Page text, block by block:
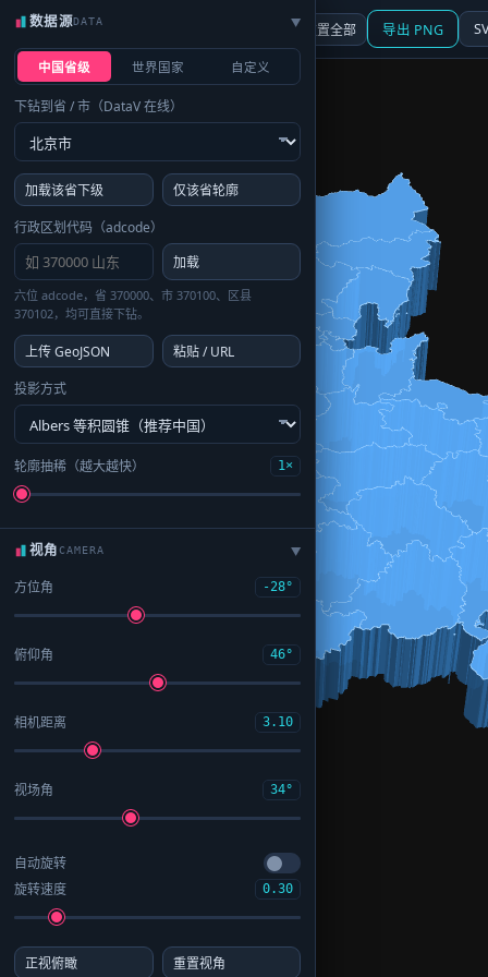
☰ 面板 地图 重置全部 导出 PNG
数据源DATA ▶
中国省级 世界国家 自定义
下钻到省 / 市（DataV 在线）
加载该省下级
仅该省轮廓
行政区划代码（adcode）
加载
六位 adcode，省 370000、市 370100、区县
370102，均可直接下钻。
上传 GeoJSON
粘贴 / URL
投影方式
轮廓抽稀（越大越快） 1×
视角CAMERA ▶
方位角 -28°
俯仰角 46°
相机距离 3.10
视场角 34°
自动旋转
旋转速度
0.30
正视俯瞰 重置视角